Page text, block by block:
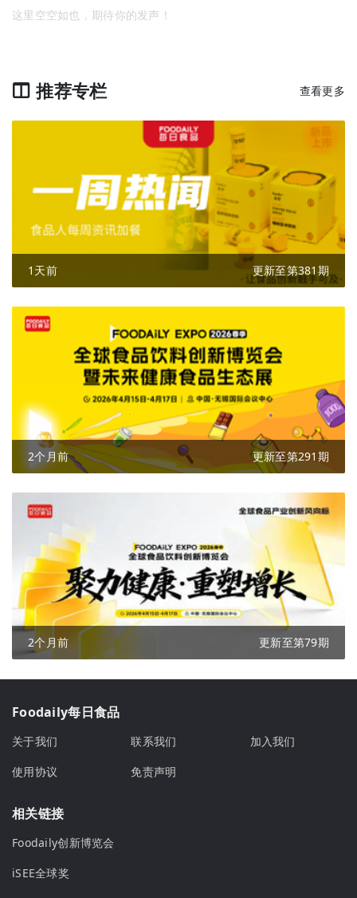
这里空空如也，期待你的发声！
推荐专栏 查看更多
1天前 更新至第381期
2个月前 更新至第291期
2个月前 更新至第79期
Foodaily每日食品
关于我们 联系我们
加入我们
使用协议
免责声明
相关链接
Foodaily创新博览会
iSEE全球奖